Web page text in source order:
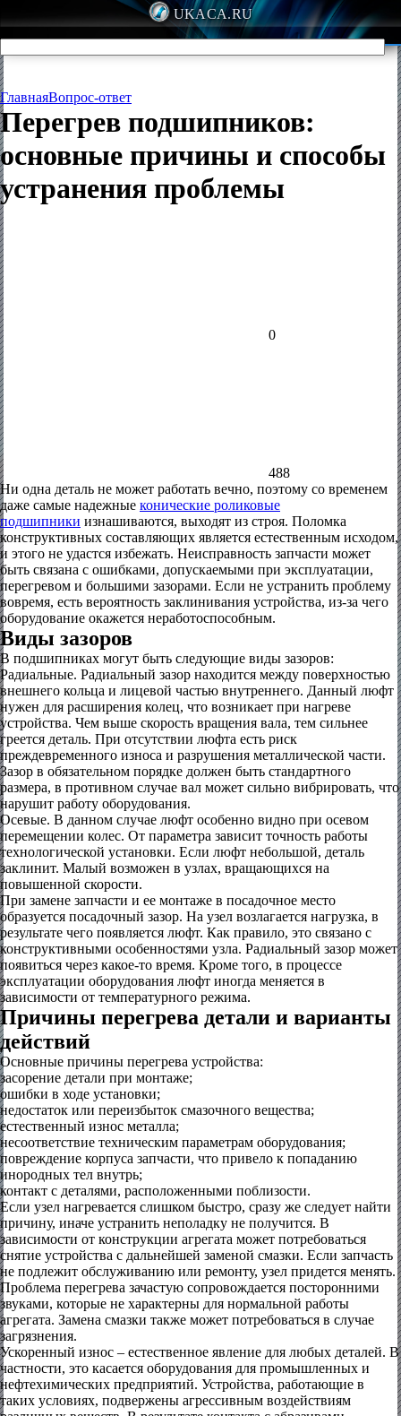
UKACA.RU
ГлавнаяВопрос-ответ
Перегрев подшипников:
основные причины и способы
устранения проблемы
0
488
Ни одна деталь не может работать вечно, поэтому со временем
даже самые надежные конические роликовые
подшипники изнашиваются, выходят из строя. Поломка
конструктивных составляющих является естественным исходом,
и этого не удастся избежать. Неисправность запчасти может
быть связана с ошибками, допускаемыми при эксплуатации,
перегревом и большими зазорами. Если не устранить проблему
вовремя, есть вероятность заклинивания устройства, из-за чего
оборудование окажется неработоспособным.
Виды зазоров
В подшипниках могут быть следующие виды зазоров:
Радиальные. Радиальный зазор находится между поверхностью
внешнего кольца и лицевой частью внутреннего. Данный люфт
нужен для расширения колец, что возникает при нагреве
устройства. Чем выше скорость вращения вала, тем сильнее
греется деталь. При отсутствии люфта есть риск
преждевременного износа и разрушения металлической части.
Зазор в обязательном порядке должен быть стандартного
размера, в противном случае вал может сильно вибрировать, что
нарушит работу оборудования.
Осевые. В данном случае люфт особенно видно при осевом
перемещении колес. От параметра зависит точность работы
технологической установки. Если люфт небольшой, деталь
заклинит. Малый возможен в узлах, вращающихся на
повышенной скорости.
При замене запчасти и ее монтаже в посадочное место
образуется посадочный зазор. На узел возлагается нагрузка, в
результате чего появляется люфт. Как правило, это связано с
конструктивными особенностями узла. Радиальный зазор может
появиться через какое-то время. Кроме того, в процессе
эксплуатации оборудования люфт иногда меняется в
зависимости от температурного режима.
Причины перегрева детали и варианты
действий
Основные причины перегрева устройства:
засорение детали при монтаже;
ошибки в ходе установки;
недостаток или переизбыток смазочного вещества;
естественный износ металла;
несоответствие техническим параметрам оборудования;
повреждение корпуса запчасти, что привело к попаданию
инородных тел внутрь;
контакт с деталями, расположенными поблизости.
Если узел нагревается слишком быстро, сразу же следует найти
причину, иначе устранить неполадку не получится. В
зависимости от конструкции агрегата может потребоваться
снятие устройства с дальнейшей заменой смазки. Если запчасть
не подлежит обслуживанию или ремонту, узел придется менять.
Проблема перегрева зачастую сопровождается посторонними
звуками, которые не характерны для нормальной работы
агрегата. Замена смазки также может потребоваться в случае
загрязнения.
Ускоренный износ – естественное явление для любых деталей. В
частности, это касается оборудования для промышленных и
нефтехимических предприятий. Устройства, работающие в
таких условиях, подвержены агрессивным воздействиям